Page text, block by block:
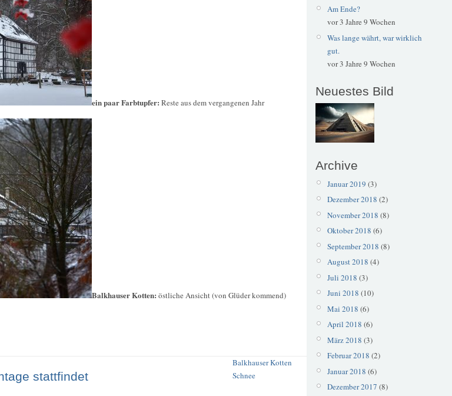
ein paar Farbtupfer: Reste aus dem vergangenen Jahr
Balkhauser Kotten: östliche Ansicht (von Glüder kommend)
Balkhauser Kotten
Schnee
stattfindet
Am Ende?
vor 3 Jahre 9 Wochen
Was lange währt, war wirklich
gut.
vor 3 Jahre 9 Wochen
Neuestes Bild
Archive
Januar 2019 (3)
Dezember 2018 (2)
November 2018 (8)
Oktober 2018 (6)
September 2018 (8)
August 2018 (4)
Juli 2018 (3)
Juni 2018 (10)
Mai 2018 (6)
April 2018 (6)
März 2018 (3)
Februar 2018 (2)
Januar 2018 (6)
Dezember 2017 (8)